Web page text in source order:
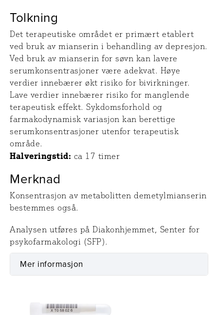
Tolkning
Det terapeutiske området er primært etablert
ved bruk av mianserin i behandling av depresjon.
Ved bruk av mianserin for søvn kan lavere
serumkonsentrasjoner være adekvat. Høye
verdier innebærer økt risiko for bivirkninger.
Lave verdier innebærer risiko for manglende
terapeutisk effekt. Sykdomsforhold og
farmakodynamisk variasjon kan berettige
serumkonsentrasjoner utenfor terapeutisk
område.
Halveringstid: ca 17 timer
Merknad
Konsentrasjon av metabolitten demetylmianserin
bestemmes også.
Analysen utføres på Diakonhjemmet, Senter for
psykofarmakologi (SFP).
Mer informasjon
Prøvetaking
Utstyr